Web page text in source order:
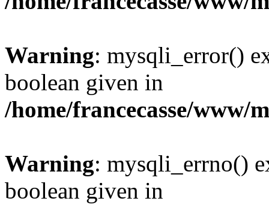
Warning: mysqli_error()
boolean given in
/home/francecasse/www/
Warning: mysqli_errno()
boolean given in